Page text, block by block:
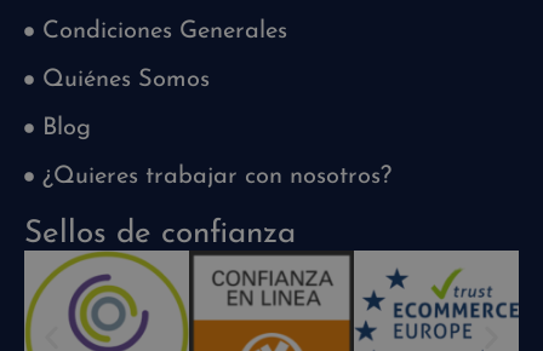
Condiciones Generales
Quiénes Somos
Blog
¿Quieres trabajar con nosotros?
Sellos de confianza